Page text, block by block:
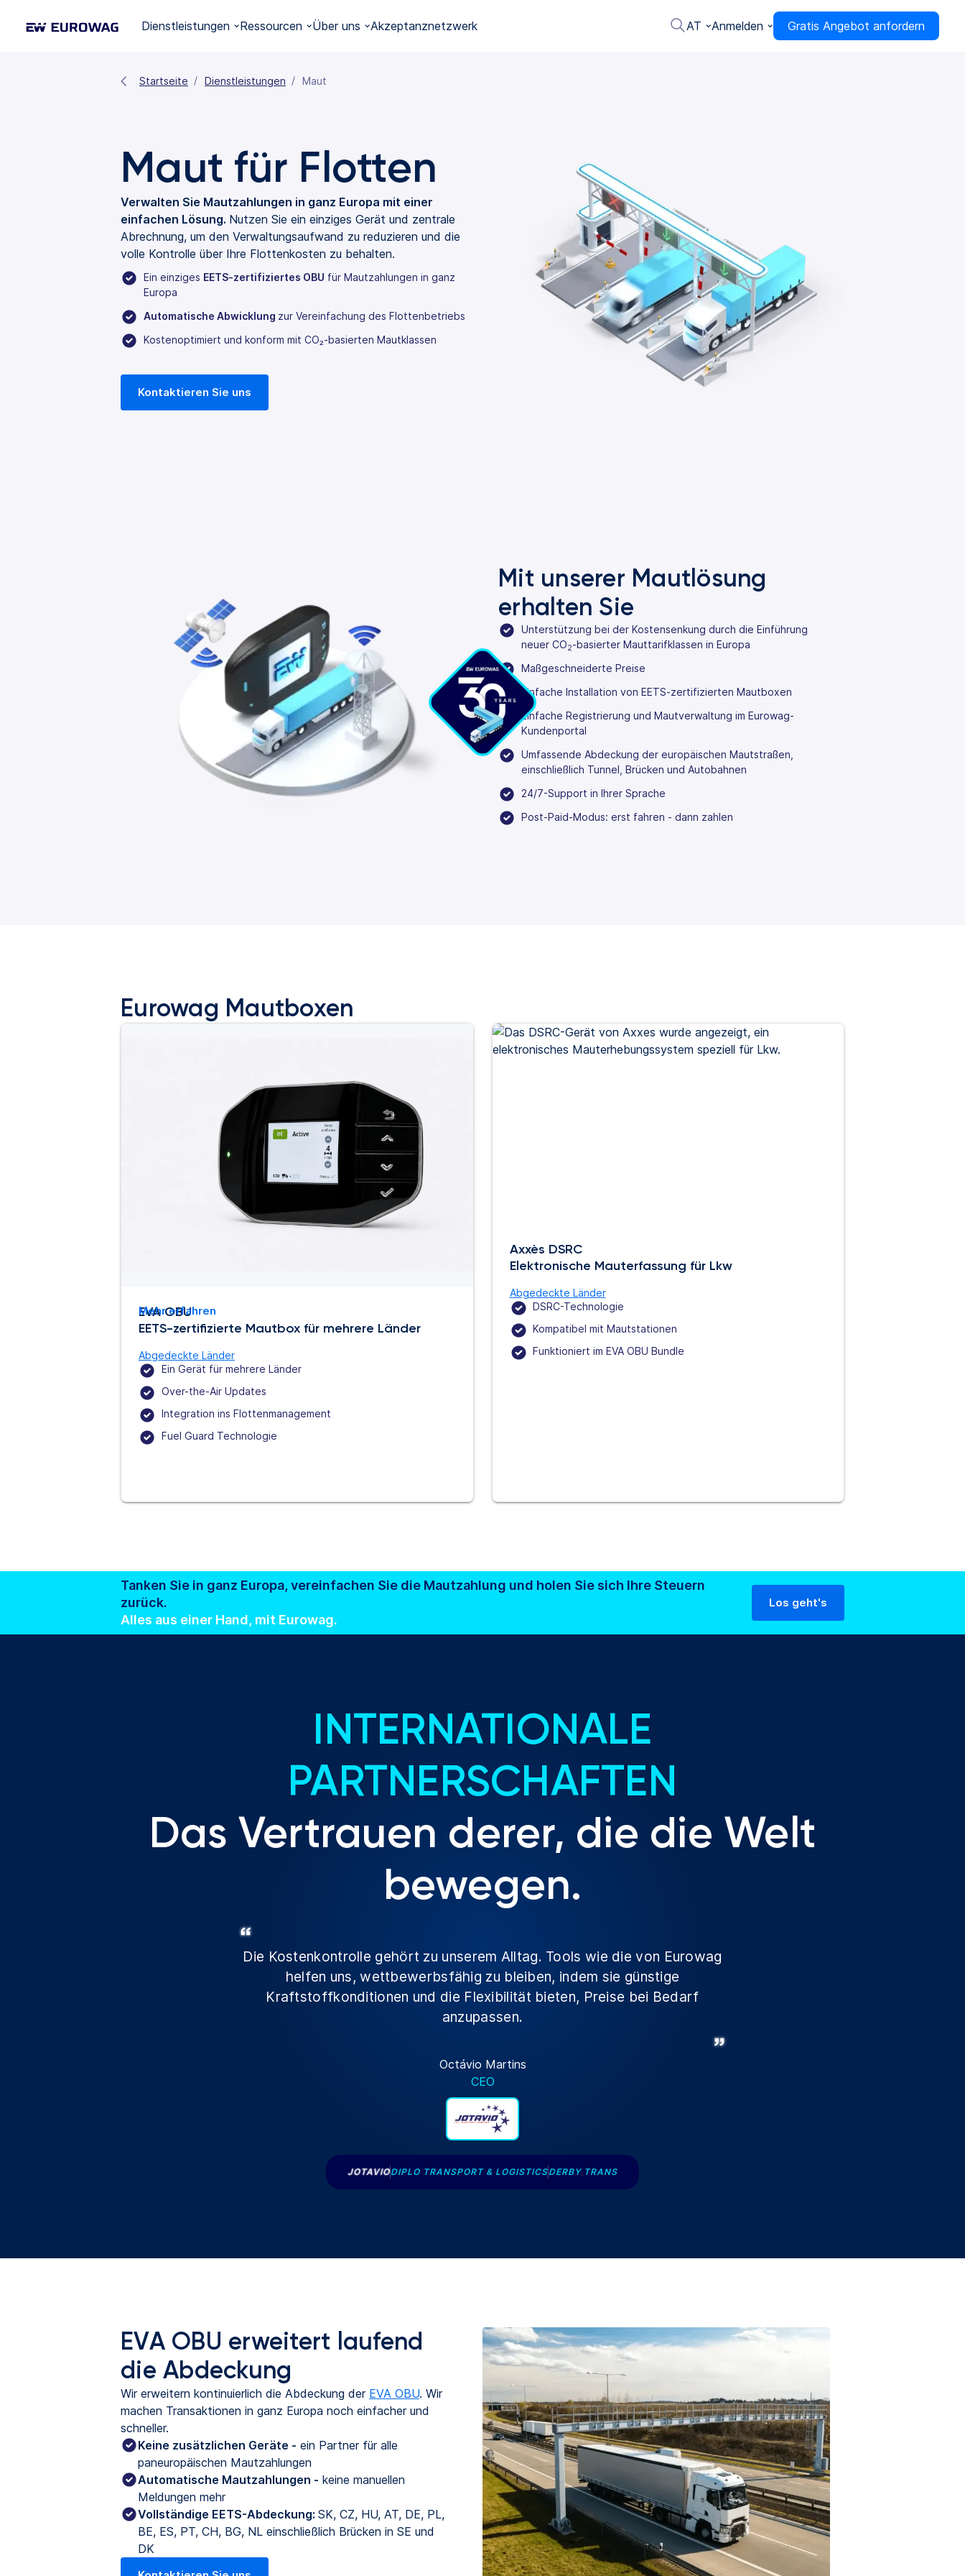
Dienstleistungen Ressourcen Über uns Akzeptanznetzwerk AT Anmelden Gratis Angebot anfordern
Startseite Dienstleistungen Maut
Maut für Flotten
Verwalten Sie Mautzahlungen in ganz Europa mit einer
einfachen Lösung. Nutzen Sie ein einziges Gerät und zentrale
Abrechnung, um den Verwaltungsaufwand zu reduzieren und die
volle Kontrolle über Ihre Flottenkosten zu behalten.
Ein einziges EETS-zertifiziertes OBU für Mautzahlungen in ganz
Europa
Automatische Abwicklung zur Vereinfachung des Flottenbetriebs
Kostenoptimiert und konform mit CO₂-basierten Mautklassen
Kontaktieren Sie uns
Mit unserer Mautlösung
erhalten Sie
Unterstützung bei der Kostensenkung durch die Einführung
neuer CO2-basierter Mauttarifklassen in Europa
Maßgeschneiderte Preise
Einfache Installation von EETS-zertifizierten Mautboxen
Einfache Registrierung und Mautverwaltung im Eurowag-
Kundenportal
Umfassende Abdeckung der europäischen Mautstraßen,
einschließlich Tunnel, Brücken und Autobahnen
24/7-Support in Ihrer Sprache
Post-Paid-Modus: erst fahren - dann zahlen
Eurowag Mautboxen
EVA OBU
EETS-zertifizierte Mautbox für mehrere Länder
Abgedeckte Länder
Ein Gerät für mehrere Länder
Over-the-Air Updates
Integration ins Flottenmanagement
Fuel Guard Technologie
Mehr erfahren
Axxès DSRC
Elektronische Mauterfassung für Lkw
Abgedeckte Länder
DSRC-Technologie
Kompatibel mit Mautstationen
Funktioniert im EVA OBU Bundle
Tanken Sie in ganz Europa, vereinfachen Sie die Mautzahlung und holen Sie sich Ihre Steuern
zurück.
Alles aus einer Hand, mit Eurowag.
Los geht's
INTERNATIONALE
PARTNERSCHAFTEN
Das Vertrauen derer, die die Welt
bewegen.
Die Kostenkontrolle gehört zu unserem Alltag. Tools wie die von Eurowag
helfen uns, wettbewerbsfähig zu bleiben, indem sie günstige
Kraftstoffkonditionen und die Flexibilität bieten, Preise bei Bedarf
anzupassen.
Octávio Martins
CEO
JOTAVIODIPLO TRANSPORT & LOGISTICSDERBY TRANS
EVA OBU erweitert laufend
die Abdeckung
Wir erweitern kontinuierlich die Abdeckung der EVA OBU. Wir
machen Transaktionen in ganz Europa noch einfacher und
schneller.
Keine zusätzlichen Geräte - ein Partner für alle
paneuropäischen Mautzahlungen
Automatische Mautzahlungen - keine manuellen
Meldungen mehr
Vollständige EETS-Abdeckung: SK, CZ, HU, AT, DE, PL,
BE, ES, PT, CH, BG, NL einschließlich Brücken in SE und
DK